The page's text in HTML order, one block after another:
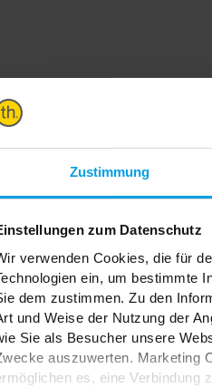
Zustimmung
zum Datenschutz
verwenden Cookies, die für
ein, um bestimmte
dem zustimmen. Zu den
und Weise der Nutzung der
Sie als Besucher unsere
auszuwerten. Marketing
es, eine Verbindung
kommt jetzt genau dein
kombinierst du einfach
STORES